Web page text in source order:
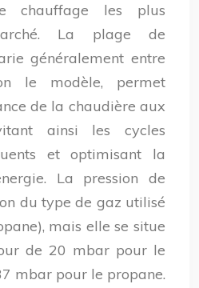
chauffage les plus
La plage de
généralement entre
le modèle, permet
de la chaudière aux
ainsi les cycles
et optimisant la
La pression de
du type de gaz utilisé
mais elle se situe
de 20 mbar pour le
mbar pour le propane.